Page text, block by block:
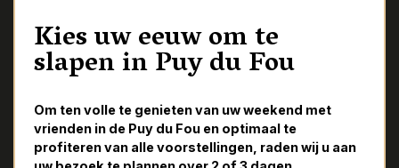
Kies uw eeuw om te
slapen in Puy du Fou
Om ten volle te genieten van uw weekend met
vrienden in de Puy du Fou en optimaal te
profiteren van alle voorstellingen, raden wij u aan